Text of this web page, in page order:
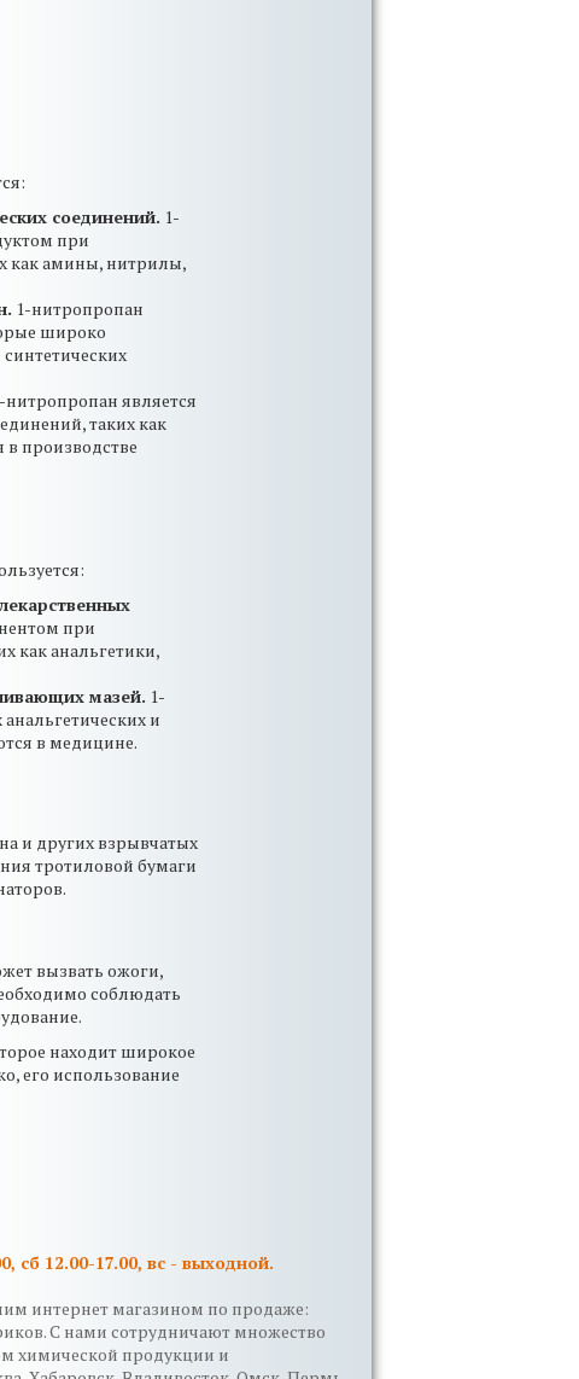
соединений. 1-
при
как амины, нитрилы,
1-нитропропан
широко
нитропропан является
таких как
в производстве
при
как анальгетики,
мазей. 1-
и
в медицине.
и других взрывчатых
тротиловой бумаги
вызвать ожоги,
соблюдать
находит широкое
его использование
сб 12.00-17.00, вс - выходной.
интернет магазином по продаже:
С нами сотрудничают множество
химической продукции и